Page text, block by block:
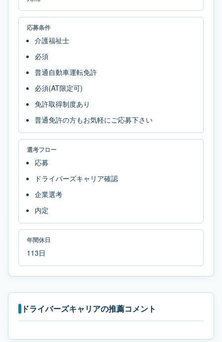
応募条件
介護福祉士
必須
普通自動車運転免許
必須(AT限定可)
免許取得制度あり
普通免許の方もお気軽にご応募下さい
選考フロー
応募
ドライバーズキャリア確認
企業選考
内定
年間休日
113日
ドライバーズキャリアの推薦コメント